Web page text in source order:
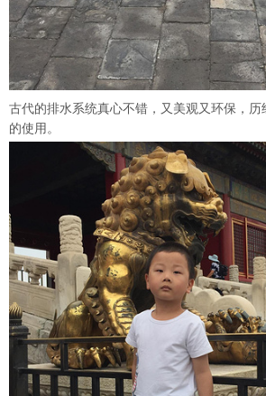
古代的排水系统真心不错，又美观又环保，历
的使用。